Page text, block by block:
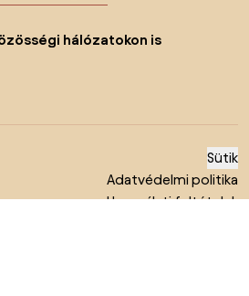
hálózatokon is
Sütik
Adatvédelmi politika
Használati feltételek